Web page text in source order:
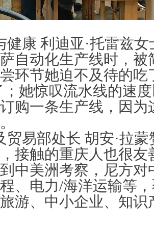
健康 利迪亚·托雷兹
自动化生产线时，被
环节她迫不及待的吃
；她惊叹流水线的速
购一条生产线，因
贸易部处长 胡安·拉
接触的重庆人也很友
中美洲考察，尼方对
、电力/海洋运输等
游、中小企业、知识